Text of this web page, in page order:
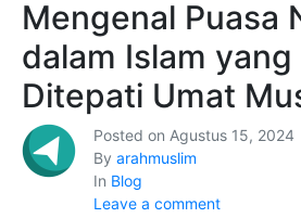
Posted on Agustus 15, 2024
By arahmuslim
In Blog
Leave a comment
Mengenal Puasa
dalam Islam yang
Ditepati Umat